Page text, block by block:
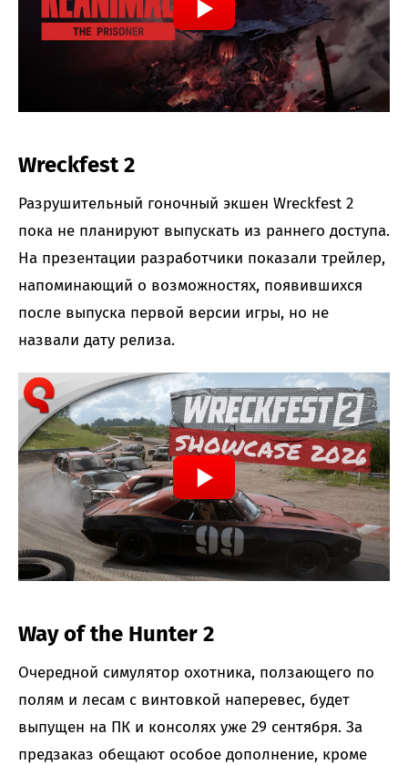
Wreckfest 2
Разрушительный гоночный экшен Wreckfest 2
пока не планируют выпускать из раннего доступа.
На презентации разработчики показали трейлер,
напоминающий о возможностях, появившихся
после выпуска первой версии игры, но не
назвали дату релиза.
Way of the Hunter 2
Очередной симулятор охотника, ползающего по
полям и лесам с винтовкой наперевес, будет
выпущен на ПК и консолях уже 29 сентября. За
предзаказ обещают особое дополнение, кроме